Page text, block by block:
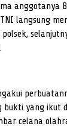
anggotanya
langsung
bukti yang ikut
celana